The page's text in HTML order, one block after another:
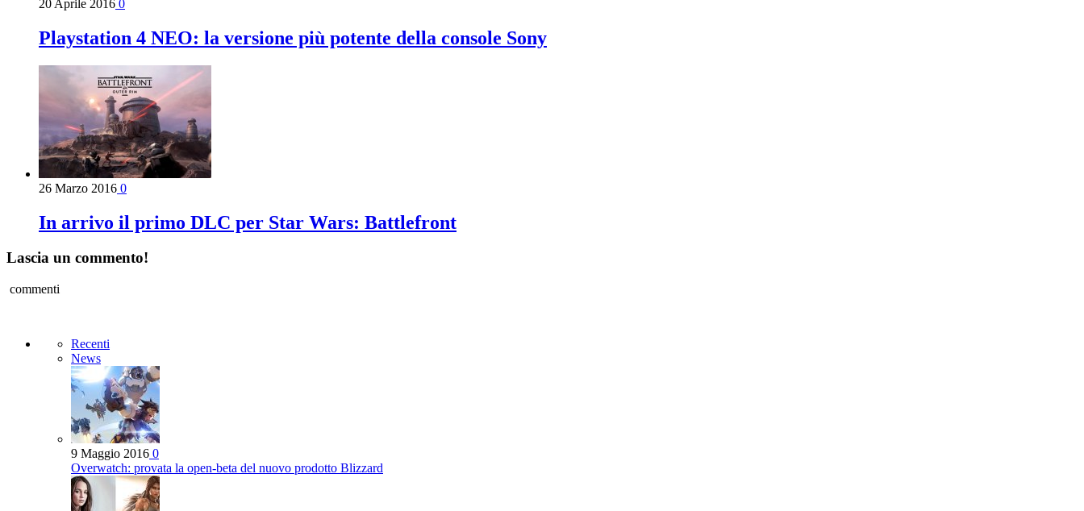
20 Aprile 2016 0
Playstation 4 NEO: la versione più potente della console Sony
26 Marzo 2016 0
In arrivo il primo DLC per Star Wars: Battlefront
Lascia un commento!
commenti
Recenti
News
9 Maggio 2016 0
Overwatch: provata la open-beta del nuovo prodotto Blizzard